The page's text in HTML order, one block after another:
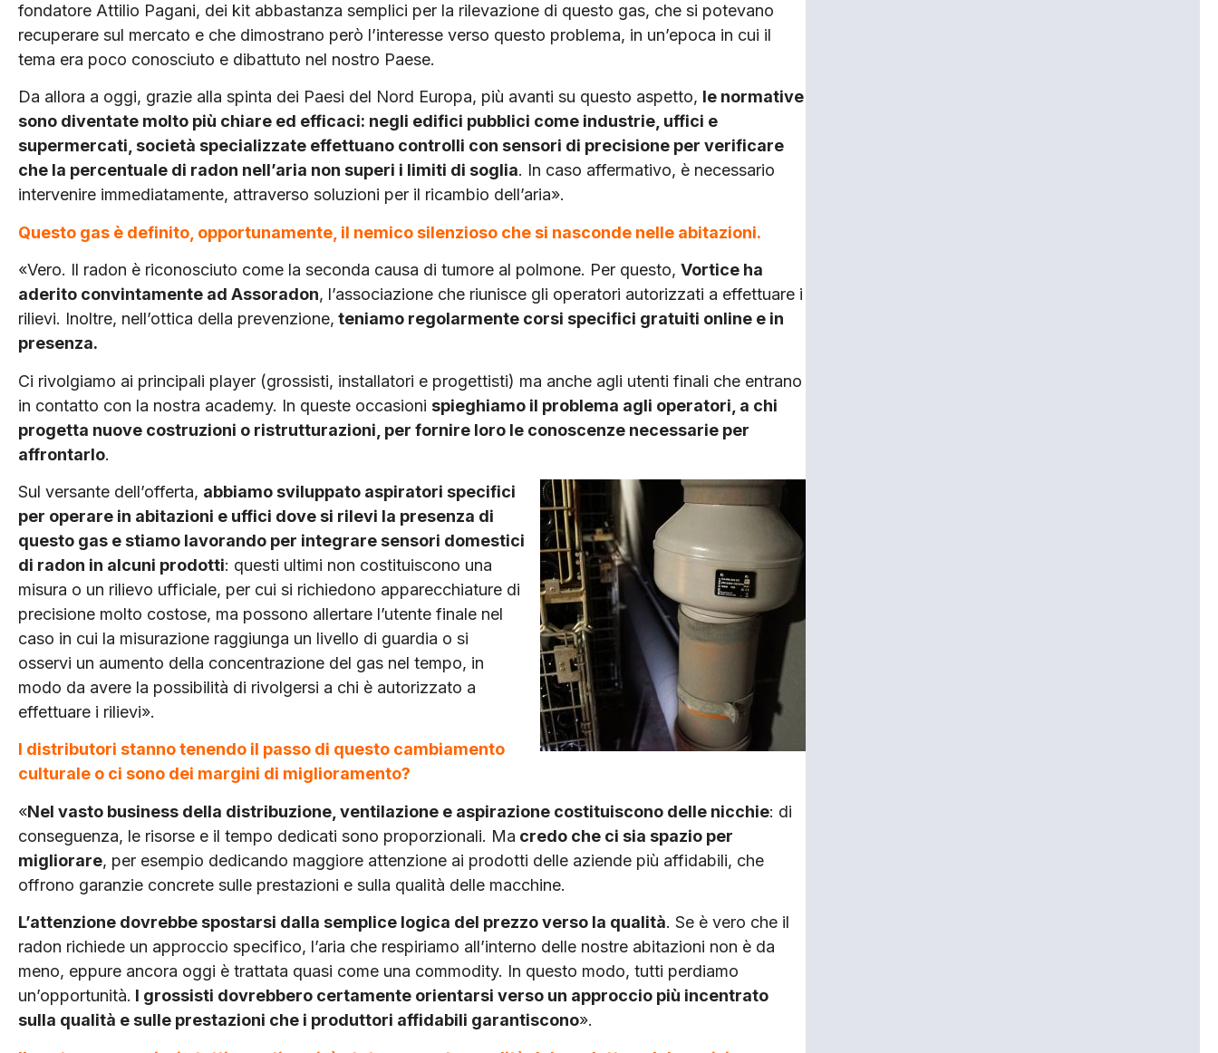
fondatore Attilio Pagani, dei kit abbastanza semplici per la rilevazione di questo gas, che si potevano
recuperare sul mercato e che dimostrano però l’interesse verso questo problema, in un’epoca in cui il
tema era poco conosciuto e dibattuto nel nostro Paese.
Da allora a oggi, grazie alla spinta dei Paesi del Nord Europa, più avanti su questo aspetto, le normative
sono diventate molto più chiare ed efficaci: negli edifici pubblici come industrie, uffici e
supermercati, società specializzate effettuano controlli con sensori di precisione per verificare
che la percentuale di radon nell’aria non superi i limiti di soglia. In caso affermativo, è necessario
intervenire immediatamente, attraverso soluzioni per il ricambio dell’aria».
Questo gas è definito, opportunamente, il nemico silenzioso che si nasconde nelle abitazioni.
«Vero. Il radon è riconosciuto come la seconda causa di tumore al polmone. Per questo, Vortice ha
aderito convintamente ad Assoradon, l’associazione che riunisce gli operatori autorizzati a effettuare i
rilievi. Inoltre, nell’ottica della prevenzione, teniamo regolarmente corsi specifici gratuiti online e in
presenza.
Ci rivolgiamo ai principali player (grossisti, installatori e progettisti) ma anche agli utenti finali che entrano
in contatto con la nostra academy. In queste occasioni spieghiamo il problema agli operatori, a chi
progetta nuove costruzioni o ristrutturazioni, per fornire loro le conoscenze necessarie per
affrontarlo.
Sul versante dell’offerta, abbiamo sviluppato aspiratori specifici
per operare in abitazioni e uffici dove si rilevi la presenza di
questo gas e stiamo lavorando per integrare sensori domestici
di radon in alcuni prodotti: questi ultimi non costituiscono una
misura o un rilievo ufficiale, per cui si richiedono apparecchiature di
precisione molto costose, ma possono allertare l’utente finale nel
caso in cui la misurazione raggiunga un livello di guardia o si
osservi un aumento della concentrazione del gas nel tempo, in
modo da avere la possibilità di rivolgersi a chi è autorizzato a
effettuare i rilievi».
I distributori stanno tenendo il passo di questo cambiamento
culturale o ci sono dei margini di miglioramento?
«Nel vasto business della distribuzione, ventilazione e aspirazione costituiscono delle nicchie: di
conseguenza, le risorse e il tempo dedicati sono proporzionali. Ma credo che ci sia spazio per
migliorare, per esempio dedicando maggiore attenzione ai prodotti delle aziende più affidabili, che
offrono garanzie concrete sulle prestazioni e sulla qualità delle macchine.
L’attenzione dovrebbe spostarsi dalla semplice logica del prezzo verso la qualità. Se è vero che il
radon richiede un approccio specifico, l’aria che respiriamo all’interno delle nostre abitazioni non è da
meno, eppure ancora oggi è trattata quasi come una commodity. In questo modo, tutti perdiamo
un’opportunità. I grossisti dovrebbero certamente orientarsi verso un approccio più incentrato
sulla qualità e sulle prestazioni che i produttori affidabili garantiscono».